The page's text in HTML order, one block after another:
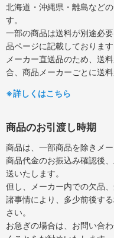
北海道・沖縄県・離島など
す。
一部の商品は送料が別途必
品ページに記載しております
メーカー直送品のため、送
合、商品メーカーごとに送料
※詳しくはこちら
商品のお引渡し時期
商品は、一部商品を除きメ
商品代金のお振込み確認後
送いたします。
但し、メーカー内での欠品
諸事情により、多少前後す
さい。
お急ぎの場合は、お問い合